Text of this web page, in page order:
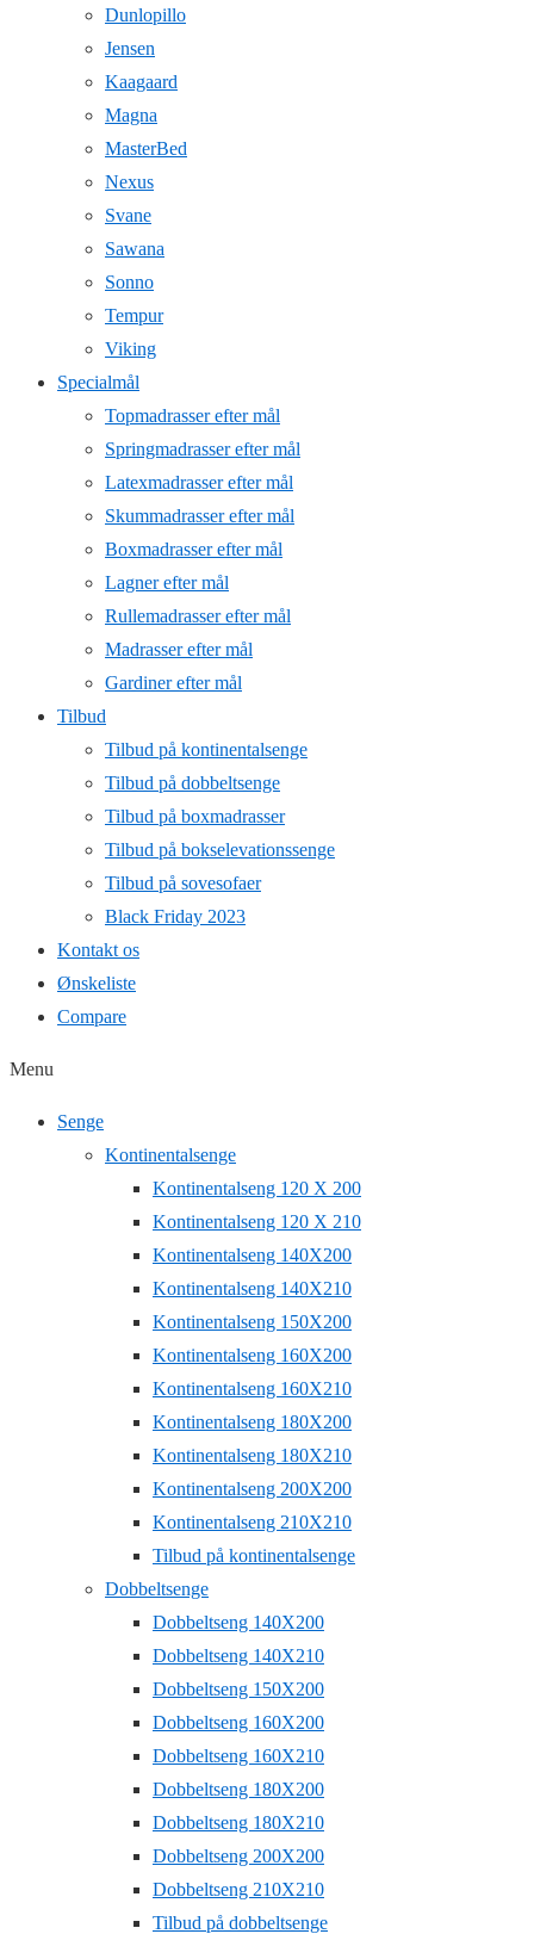
Dunlopillo
Jensen
Kaagaard
Magna
MasterBed
Nexus
Svane
Sawana
Sonno
Tempur
Viking
Specialmål
Topmadrasser efter mål
Springmadrasser efter mål
Latexmadrasser efter mål
Skummadrasser efter mål
Boxmadrasser efter mål
Lagner efter mål
Rullemadrasser efter mål
Madrasser efter mål
Gardiner efter mål
Tilbud
Tilbud på kontinentalsenge
Tilbud på dobbeltsenge
Tilbud på boxmadrasser
Tilbud på bokselevationssenge
Tilbud på sovesofaer
Black Friday 2023
Kontakt os
Ønskeliste
Compare
Menu
Senge
Kontinentalsenge
Kontinentalseng 120 X 200
Kontinentalseng 120 X 210
Kontinentalseng 140X200
Kontinentalseng 140X210
Kontinentalseng 150X200
Kontinentalseng 160X200
Kontinentalseng 160X210
Kontinentalseng 180X200
Kontinentalseng 180X210
Kontinentalseng 200X200
Kontinentalseng 210X210
Tilbud på kontinentalsenge
Dobbeltsenge
Dobbeltseng 140X200
Dobbeltseng 140X210
Dobbeltseng 150X200
Dobbeltseng 160X200
Dobbeltseng 160X210
Dobbeltseng 180X200
Dobbeltseng 180X210
Dobbeltseng 200X200
Dobbeltseng 210X210
Tilbud på dobbeltsenge